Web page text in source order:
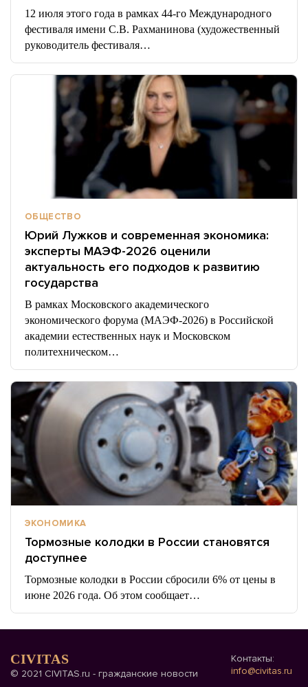
12 июля этого года в рамках 44-го Международного
фестиваля имени С.В. Рахманинова (художественный
руководитель фестиваля…
ОБЩЕСТВО
Юрий Лужков и современная экономика:
эксперты МАЭФ-2026 оценили
актуальность его подходов к развитию
государства
В рамках Московского академического
экономического форума (МАЭФ-2026) в Российской
академии естественных наук и Московском
политехническом…
ЭКОНОМИКА
Тормозные колодки в России становятся
доступнее
Тормозные колодки в России сбросили 6% от цены в
июне 2026 года. Об этом сообщает…
CIVITAS
© 2021 CIVITAS.ru - гражданские новости
Контакты:
info@civitas.ru